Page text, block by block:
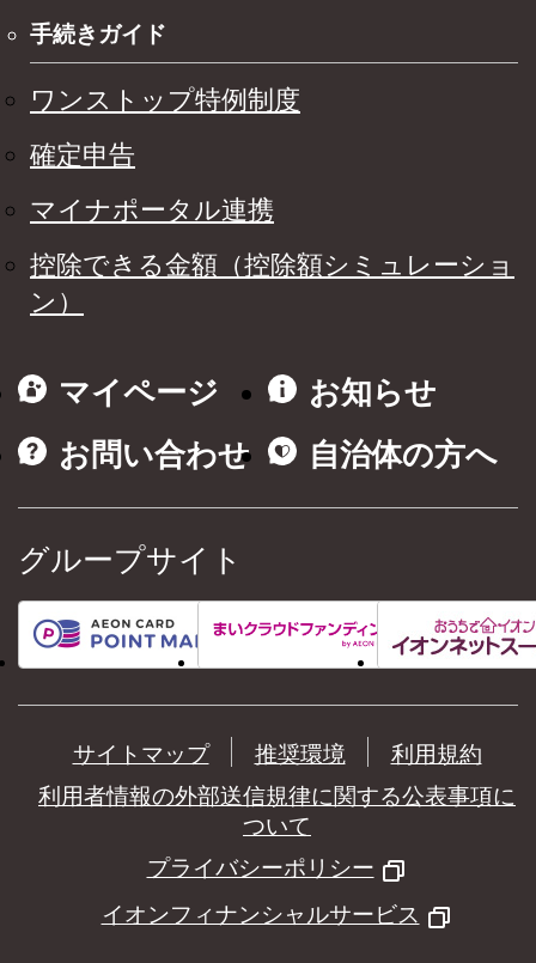
手続きガイド
ワンストップ特例制度
確定申告
マイナポータル連携
控除できる金額（控除額シミュレーショ
ン）
マイページ
お知らせ
お問い合わせ
自治体の方へ
グループサイト
サイトマップ 推奨環境
利用規約
利用者情報の外部送信規律に関する公表事項に
ついて
プライバシーポリシー
イオンフィナンシャルサービス